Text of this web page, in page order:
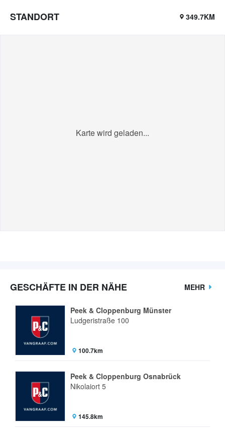
STANDORT 349.7KM
Karte wird geladen...
GESCHÄFTE IN DER NÄHE MEHR
Peek & Cloppenburg Münster
Ludgeristraße 100
100.7km
Peek & Cloppenburg Osnabrück
Nikolaiort 5
145.8km